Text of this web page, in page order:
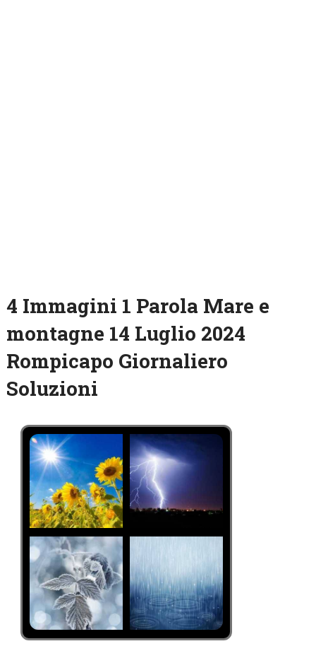
4 Immagini 1 Parola Mare e
montagne 14 Luglio 2024
Rompicapo Giornaliero
Soluzioni